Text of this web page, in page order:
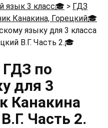
язык 3 класс🎓 > ГДЗ
Канакина, Горецкий🎓
языку для 3 класса
В.Г. Часть 2.🎓
по
для 3
Канакина
Часть 2.